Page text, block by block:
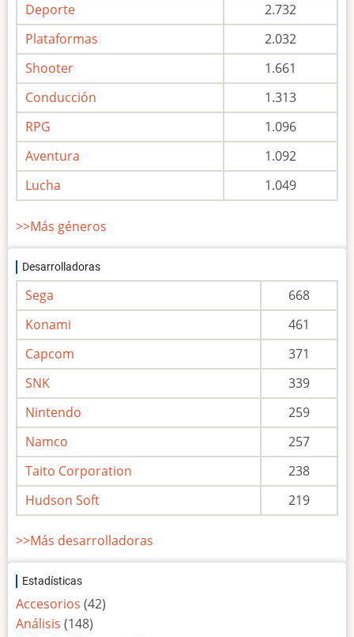
Deporte
2.732
Plataformas
2.032
Shooter
1.661
Conducción
1.313
RPG
1.096
Aventura
1.092
Lucha
1.049
>>Más géneros
Desarrolladoras
Sega
668
Konami
461
Capcom
371
SNK
339
Nintendo
259
Namco
257
Taito Corporation
238
Hudson Soft
219
>>Más desarrolladoras
Estadísticas
Accesorios (42)
Análisis (148)